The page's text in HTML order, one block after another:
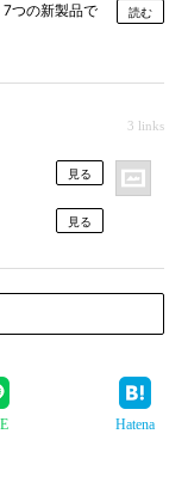
つの新製品で
読む
3 links
見る
見る
Hatena